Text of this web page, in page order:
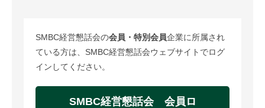
SMBC経営懇話会の会員・特別会員企業に所属され
ている方は、SMBC経営懇話会ウェブサイトでログ
インしてください。
SMBC経営懇話会 会員ロ